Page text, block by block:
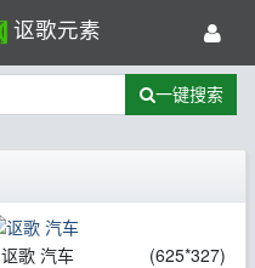
讴歌元素
一键搜索
讴歌 汽车 (625*327)